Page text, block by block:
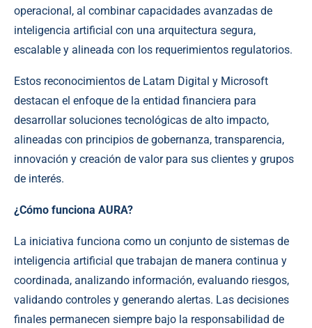
operacional, al combinar capacidades avanzadas de
inteligencia artificial con una arquitectura segura,
escalable y alineada con los requerimientos regulatorios.
Estos reconocimientos de Latam Digital y Microsoft
destacan el enfoque de la entidad financiera para
desarrollar soluciones tecnológicas de alto impacto,
alineadas con principios de gobernanza, transparencia,
innovación y creación de valor para sus clientes y grupos
de interés.
¿Cómo funciona AURA?
La iniciativa funciona como un conjunto de sistemas de
inteligencia artificial que trabajan de manera continua y
coordinada, analizando información, evaluando riesgos,
validando controles y generando alertas. Las decisiones
finales permanecen siempre bajo la responsabilidad de